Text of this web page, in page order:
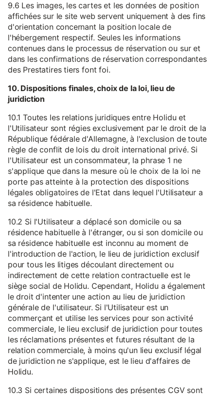
9.6 Les images, les cartes et les données de position
affichées sur le site web servent uniquement à des fins
d'orientation concernant la position locale de
l'hébergement respectif. Seules les informations
contenues dans le processus de réservation ou sur et
dans les confirmations de réservation correspondantes
des Prestatires tiers font foi.
10. Dispositions finales, choix de la loi, lieu de
juridiction
10.1 Toutes les relations juridiques entre Holidu et
l'Utilisateur sont régies exclusivement par le droit de la
République fédérale d'Allemagne, à l'exclusion de toute
règle de conflit de lois du droit international privé. Si
l'Utilisateur est un consommateur, la phrase 1 ne
s'applique que dans la mesure où le choix de la loi ne
porte pas atteinte à la protection des dispositions
légales obligatoires de l'Etat dans lequel l'Utilisateur a
sa résidence habituelle.
10.2 Si l'Utilisateur a déplacé son domicile ou sa
résidence habituelle à l'étranger, ou si son domicile ou
sa résidence habituelle est inconnu au moment de
l'introduction de l'action, le lieu de juridiction exclusif
pour tous les litiges découlant directement ou
indirectement de cette relation contractuelle est le
siège social de Holidu. Cependant, Holidu a également
le droit d'intenter une action au lieu de juridiction
générale de l'utilisateur. Si l'Utilisateur est un
commerçant et utilise les services pour son activité
commerciale, le lieu exclusif de juridiction pour toutes
les réclamations présentes et futures résultant de la
relation commerciale, à moins qu'un lieu exclusif légal
de juridiction ne s'applique, est le lieu d'affaires de
Holidu.
10.3 Si certaines dispositions des présentes CGV sont